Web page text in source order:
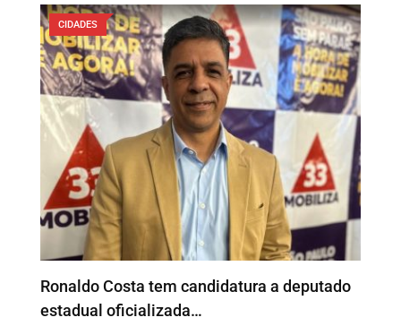
CIDADES
Além da Influência reúne empresários e
profissionais para…